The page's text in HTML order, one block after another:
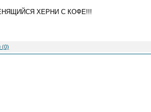
ХЕРНИ С КОФЕ!!!
(0)